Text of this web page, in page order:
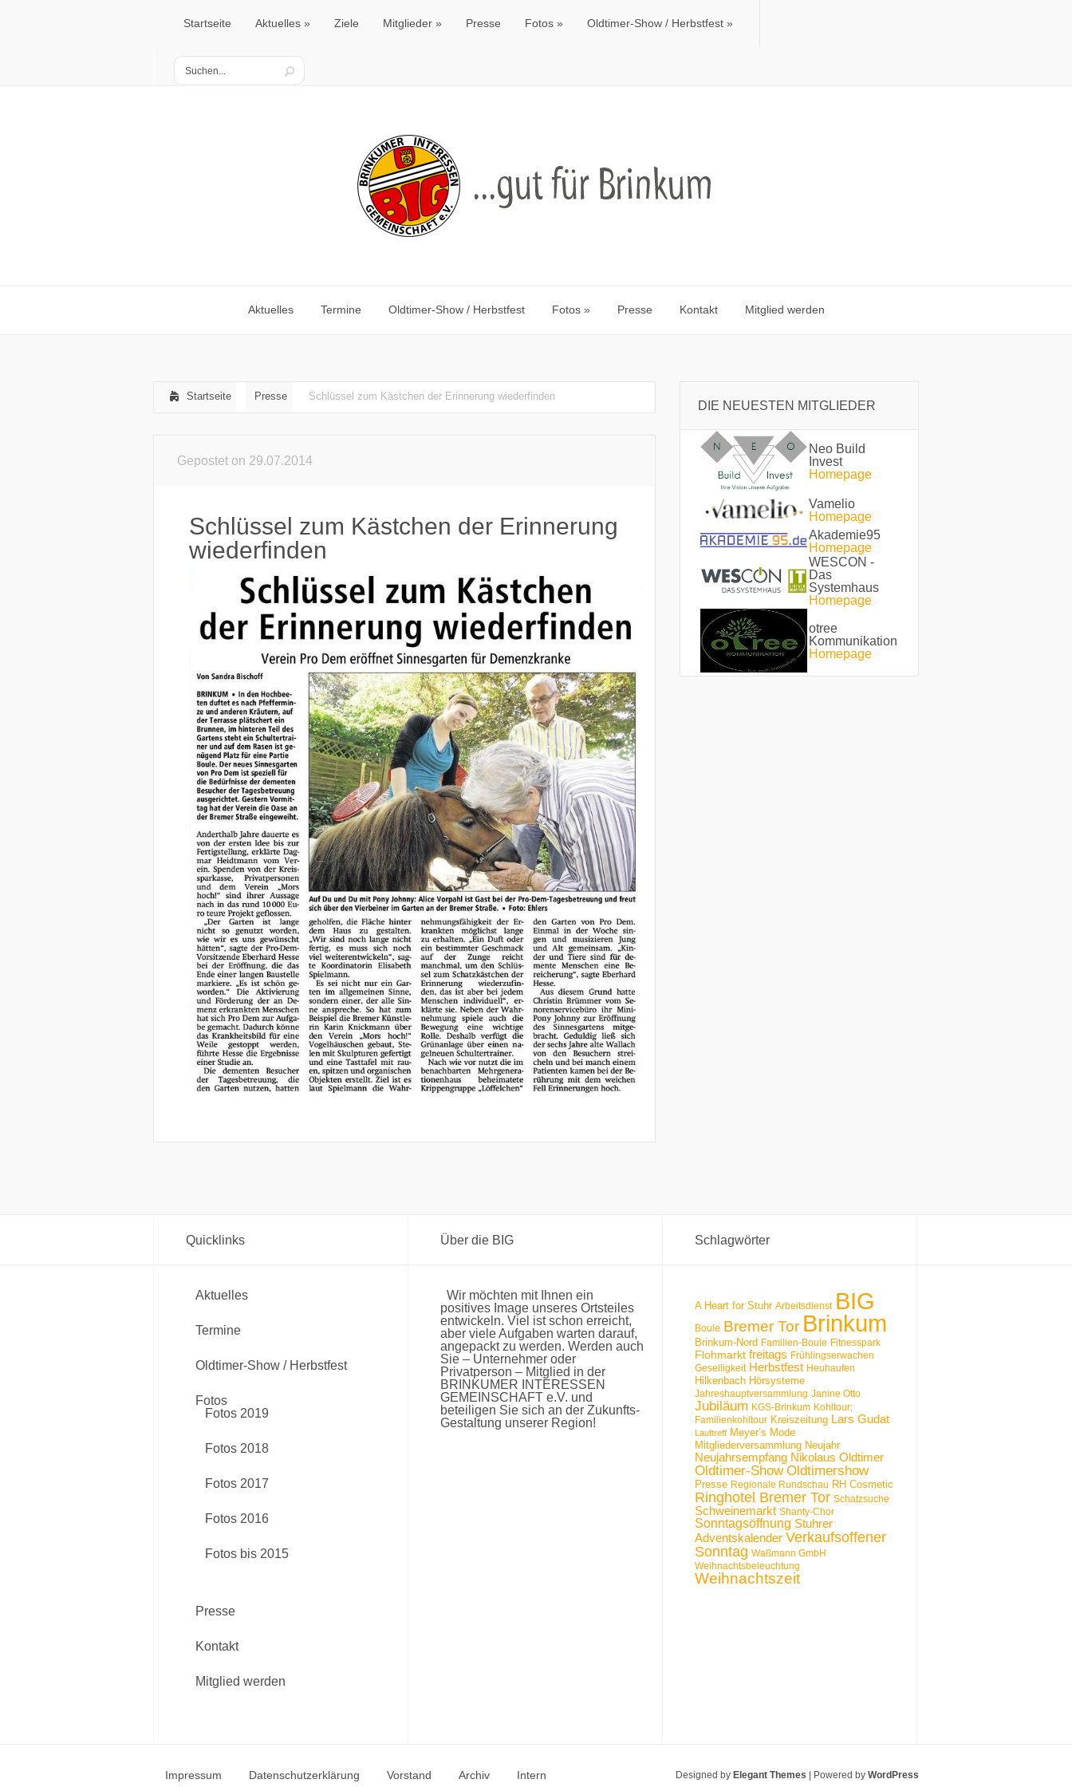
Startseite Aktuelles Ziele Mitglieder Presse Fotos Oldtimer-Show / Herbstfest
Aktuelles Termine Oldtimer-Show / Herbstfest Fotos Presse Kontakt Mitglied werden
Startseite Presse Schlüssel zum Kästchen der Erinnerung wiederfinden
Gepostet on 29.07.2014
Schlüssel zum Kästchen der Erinnerung
wiederfinden
DIE NEUESTEN MITGLIEDER
Neo Build
Invest
Homepage
Vamelio
Homepage
Akademie95
Homepage
WESCON -
Das
Systemhaus
Homepage
otree
Kommunikation
Homepage
Quicklinks
Aktuelles
Termine
Oldtimer-Show / Herbstfest
Fotos
Fotos 2019
Fotos 2018
Fotos 2017
Fotos 2016
Fotos bis 2015
Presse
Kontakt
Mitglied werden
Über die BIG
Wir möchten mit Ihnen ein
positives Image unseres Ortsteiles
entwickeln. Viel ist schon erreicht,
aber viele Aufgaben warten darauf,
angepackt zu werden. Werden auch
Sie – Unternehmer oder
Privatperson – Mitglied in der
BRINKUMER INTERESSEN
GEMEINSCHAFT e.V. und
beteiligen Sie sich an der Zukunfts-
Gestaltung unserer Region!
Schlagwörter
A Heart for Stuhr Arbeitsdienst BIG
Boule Bremer Tor Brinkum
Brinkum-Nord Familien-Boule Fitnesspark
Flohmarkt freitags Frühlingserwachen
Geselligkeit Herbstfest Heuhaufen
Hilkenbach Hörsysteme
Jahreshauptversammlung Janine Otto
Jubiläum KGS-Brinkum Kohltour;
Familienkohltour Kreiszeitung Lars Gudat
Lauftreff Meyer’s Mode
Mitgliederversammlung Neujahr
Neujahrsempfang Nikolaus Oldtimer
Oldtimer-Show Oldtimershow
Presse Regionale Rundschau RH Cosmetic
Ringhotel Bremer Tor Schatzsuche
Schweinemarkt Shanty-Chor
Sonntagsöffnung Stuhrer
Adventskalender Verkaufsoffener
Sonntag Waßmann GmbH
Weihnachtsbeleuchtung
Weihnachtszeit
Impressum Datenschutzerklärung Vorstand Archiv Intern Designed by Elegant Themes | Powered by WordPress